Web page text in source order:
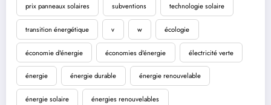
prix panneaux solaires subventions technologie solaire
transition énergétique v w écologie
économie d'énergie économies d'énergie électricité verte
énergie énergie durable énergie renouvelable
énergie solaire énergies renouvelables